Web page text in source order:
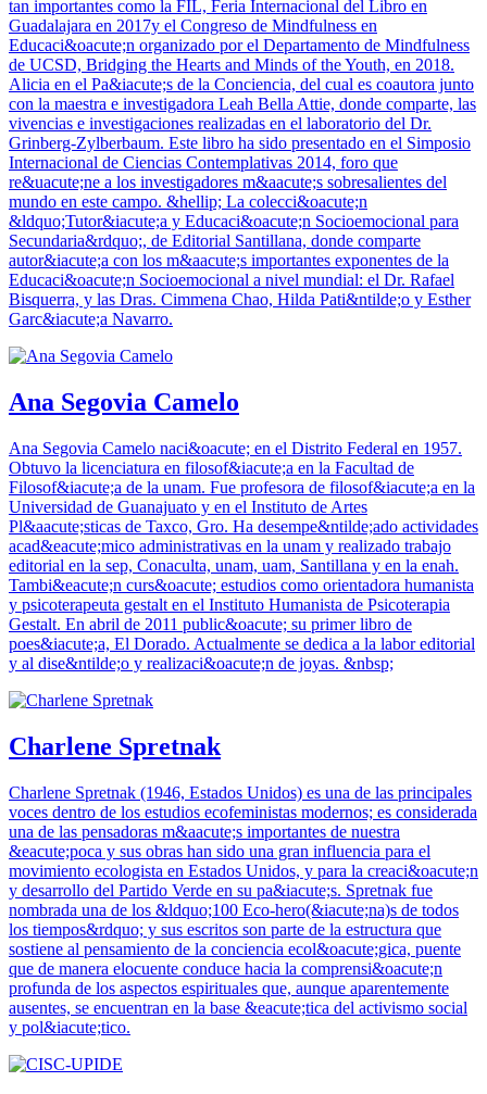
tan importantes como la FIL, Feria Internacional del Libro en
Guadalajara en 2017y el Congreso de Mindfulness en
Educaci&oacute;n organizado por el Departamento de Mindfulness
de UCSD, Bridging the Hearts and Minds of the Youth, en 2018.
Alicia en el Pa&iacute;s de la Conciencia, del cual es coautora junto
con la maestra e investigadora Leah Bella Attie, donde comparte, las
vivencias e investigaciones realizadas en el laboratorio del Dr.
Grinberg-Zylberbaum. Este libro ha sido presentado en el Simposio
Internacional de Ciencias Contemplativas 2014, foro que
re&uacute;ne a los investigadores m&aacute;s sobresalientes del
mundo en este campo. &hellip; La colecci&oacute;n
&ldquo;Tutor&iacute;a y Educaci&oacute;n Socioemocional para
Secundaria&rdquo;, de Editorial Santillana, donde comparte
autor&iacute;a con los m&aacute;s importantes exponentes de la
Educaci&oacute;n Socioemocional a nivel mundial: el Dr. Rafael
Bisquerra, y las Dras. Cimmena Chao, Hilda Pati&ntilde;o y Esther
Garc&iacute;a Navarro.
Ana Segovia Camelo
Ana Segovia Camelo naci&oacute; en el Distrito Federal en 1957.
Obtuvo la licenciatura en filosof&iacute;a en la Facultad de
Filosof&iacute;a de la unam. Fue profesora de filosof&iacute;a en la
Universidad de Guanajuato y en el Instituto de Artes
Pl&aacute;sticas de Taxco, Gro. Ha desempe&ntilde;ado actividades
acad&eacute;mico administrativas en la unam y realizado trabajo
editorial en la sep, Conaculta, unam, uam, Santillana y en la enah.
Tambi&eacute;n curs&oacute; estudios como orientadora humanista
y psicoterapeuta gestalt en el Instituto Humanista de Psicoterapia
Gestalt. En abril de 2011 public&oacute; su primer libro de
poes&iacute;a, El Dorado. Actualmente se dedica a la labor editorial
y al dise&ntilde;o y realizaci&oacute;n de joyas. &nbsp;
Charlene Spretnak
Charlene Spretnak (1946, Estados Unidos) es una de las principales
voces dentro de los estudios ecofeministas modernos; es considerada
una de las pensadoras m&aacute;s importantes de nuestra
&eacute;poca y sus obras han sido una gran influencia para el
movimiento ecologista en Estados Unidos, y para la creaci&oacute;n
y desarrollo del Partido Verde en su pa&iacute;s. Spretnak fue
nombrada una de los &ldquo;100 Eco-hero(&iacute;na)s de todos
los tiempos&rdquo; y sus escritos son parte de la estructura que
sostiene al pensamiento de la conciencia ecol&oacute;gica, puente
que de manera elocuente conduce hacia la comprensi&oacute;n
profunda de los aspectos espirituales que, aunque aparentemente
ausentes, se encuentran en la base &eacute;tica del activismo social
y pol&iacute;tico.